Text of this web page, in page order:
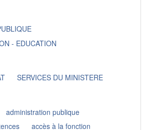
- EDUCATION
SERVICES DU MINISTERE
administration publique
accès à la fonction